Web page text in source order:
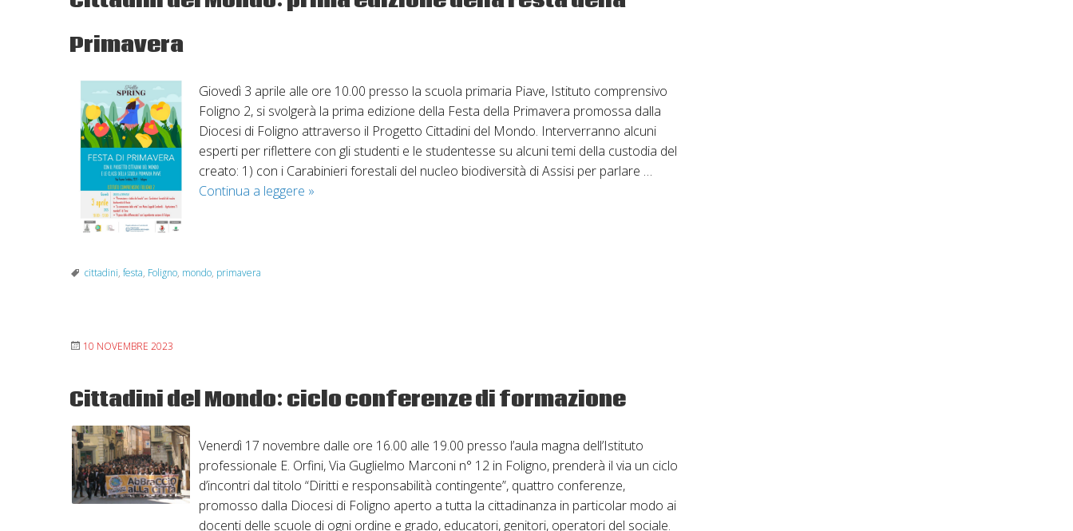
Primavera
Giovedì 3 aprile alle ore 10.00 presso la scuola primaria Piave, Istituto comprensivo
Foligno 2, si svolgerà la prima edizione della Festa della Primavera promossa dalla
Diocesi di Foligno attraverso il Progetto Cittadini del Mondo. Interverranno alcuni
esperti per riflettere con gli studenti e le studentesse su alcuni temi della custodia del
creato: 1) con i Carabinieri forestali del nucleo biodiversità di Assisi per parlare …
Continua a leggere Cittadini
»
cittadini, festa, Foligno, mondo, primavera
10 NOVEMBRE 2023
Cittadini del Mondo: ciclo conferenze di formazione
Venerdì 17 novembre dalle ore 16.00 alle 19.00 presso l’aula magna dell’Istituto
professionale E. Orfini, Via Guglielmo Marconi n° 12 in Foligno, prenderà il via un ciclo
d’incontri dal titolo “Diritti e responsabilità contingente”, quattro conferenze,
promosso dalla Diocesi di Foligno aperto a tutta la cittadinanza in particolar modo ai
docenti delle scuole di ogni ordine e grado, educatori, genitori, operatori del sociale.